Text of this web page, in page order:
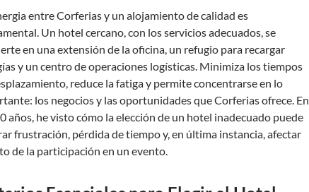
entre Corferias y un alojamiento de calidad es
Un hotel cercano, con los servicios adecuados, se
en una extensión de la oficina, un refugio para recargar
y un centro de operaciones logísticas. Minimiza los tiempos
reduce la fatiga y permite concentrarse en lo
los negocios y las oportunidades que Corferias ofrece. En
años, he visto cómo la elección de un hotel inadecuado puede
frustración, pérdida de tiempo y, en última instancia, afectar
de la participación en un evento.